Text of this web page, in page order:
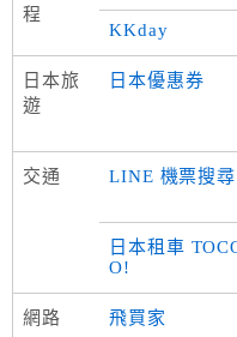
程
KKday
日本旅
遊
日本優惠券
交通 LINE 機票搜尋
日本租車
O!
網路 飛買家